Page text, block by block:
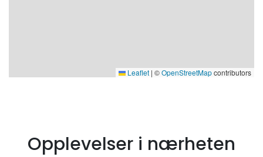
Leaflet | ©OpenStreetMapcontributors
Opplevelser i nærheten